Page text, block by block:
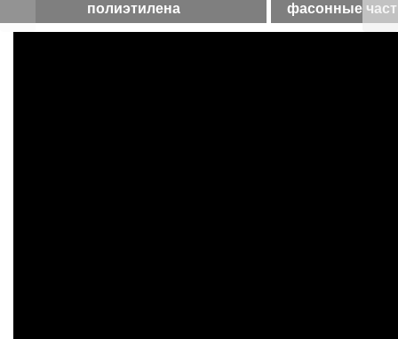
полиэтилена
фасонные